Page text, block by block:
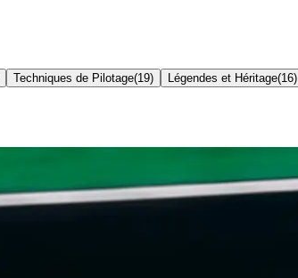
Techniques de Pilotage(19) Légendes et Héritage(16)